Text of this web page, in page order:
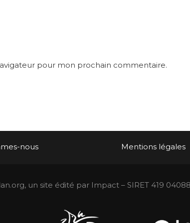
pour mon prochain commentaire.
nous Mentions légales
un site édité par Impact – SIRET 419